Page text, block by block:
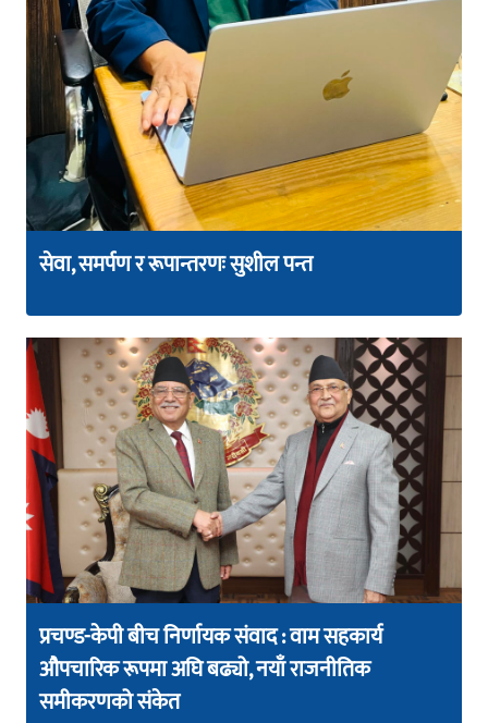
सेवा, समर्पण र रूपान्तरणः सुशील पन्त
प्रचण्ड-केपी बीच निर्णायक संवाद : वाम सहकार्य
औपचारिक रूपमा अघि बढ्यो, नयाँ राजनीतिक
समीकरणको संकेत